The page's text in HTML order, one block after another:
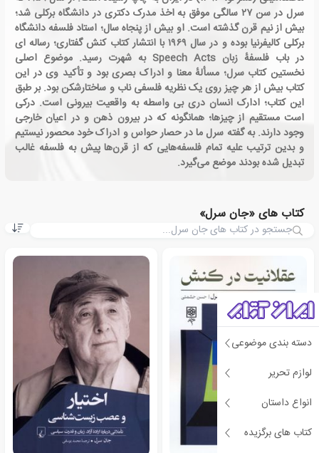
دسته بندی موضوعی
لوازم تحریر
انواع داستان
کتاب های برگزیده
سرل در سن ۲۷ سالگی موفق به اخذ مدرک دکتری در دانشگاه برکلی شد؛
بیش از نیم قرن گذشته است. او بیش از پنجاه سال؛ استاد فلسفه دانشگاه
برکلی کالیفرنیا بوده و در سال ۱۹۶۹ با انتشار کتاب کنش گفتاری؛ رساله ای
در باب فلسفهٔ زبان Speech Acts به شهرت رسید. موضوع اصلی
نخستین کتاب سرل؛ مسألهٔ معنا و ادراک بصری بود و تأکید وی در این
کتاب بیش از هر چیز روی یک نظریه فلسفی ناب و ساختارشکن بود. بر طبق
این کتاب؛ ادارک انسان دری بی واسطه به واقعیت بیرونی است. درکی
است مستقیم از چیزها؛ همانگونه که در بیرون ذهن و در اعیان خارجی
وجود دارند. به گفته سرل ما در حصار حواس و ادراک خود محصور نیستیم
و بدین ترتیب علیه تمام فلسفه‌هایی که از قرن‌ها پیش به فلسفه غالب
تبدیل شده بودند موضع می‌گیرد.
کتاب های «جان سرل»